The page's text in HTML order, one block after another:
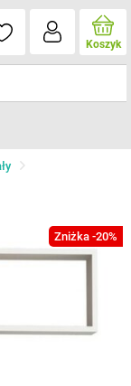
Koszyk
Zniżka -20%